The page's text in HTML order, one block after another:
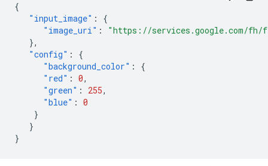
{
"input_image" :
{
"image_uri" :
"https://services.google.com/fh/
},
"config" :
{
"background_color" :
{
"red" : 0,
"green" : 255,
"blue" : 0
}
}
}